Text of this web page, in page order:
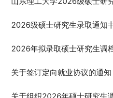
2026级硕士研究生录取通知
2026年拟录取硕士研究生调
关于签订定向就业协议的通知